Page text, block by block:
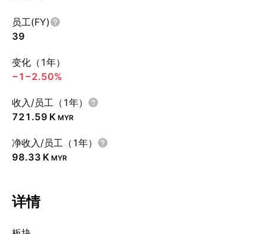
员工(FY)
39
变化（1年）
−1 −2.50%
收入/员工（1年）
‪721.59 K‬ MYR
净收入/员工（1年）
‪98.33 K‬ MYR
详情